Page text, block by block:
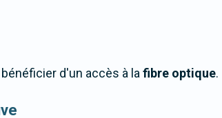
d'un accès à lafibre optique.